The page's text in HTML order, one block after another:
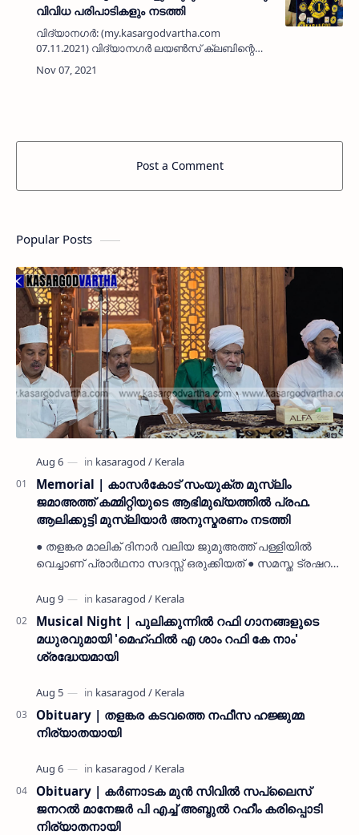
വിവിധ പരിപാടികളും നടത്തി
വിദ്യാനഗർ: (my.kasargodvartha.com
07.11.2021) വിദ്യാനഗർ ലയൺസ് ക്ലബിന്റെ
ഏഴാം വാർഷികം ആഘോഷിച്ചു. കുടുംബ
സംഗമവും വിവിധ പരിപാടികളും സംഘടിപ്പിച്ചു.
Post a Comment
Popular Posts
Memorial | കാസർകോട് സംയുക്ത മുസ്ലിം
ജമാഅത്ത് കമ്മിറ്റിയുടെ ആഭിമുഖ്യത്തിൽ പ്രഫ.
ആലിക്കുട്ടി മുസ്ലിയാർ അനുസ്മരണം നടത്തി
● തളങ്കര മാലിക് ദിനാർ വലിയ ജുമുഅത്ത് പള്ളിയിൽ
വെച്ചാണ് പ്രാർഥനാ സദസ്സ് ഒരുക്കിയത് ● സമസ്ത ട്രഷറർ
നൽകി കാസ…
Musical Night | പുലിക്കുന്നിൽ റഫി ഗാനങ്ങളുടെ
മധുരവുമായി 'മെഹ്ഫിൽ എ ശാം റഫി കേ നാം'
ശ്രദ്ധേയമായി
Obituary | തളങ്കര കടവത്തെ നഫീസ ഹജ്ജുമ്മ
നിര്യാതയായി
Obituary | കർണാടക മുൻ സിവില്‍ സപ്ലൈസ്
ജനറൽ മാനേജർ പി എച്ച് അബ്ദുൽ റഹീം കരിപ്പൊടി
നിര്യാതനായി